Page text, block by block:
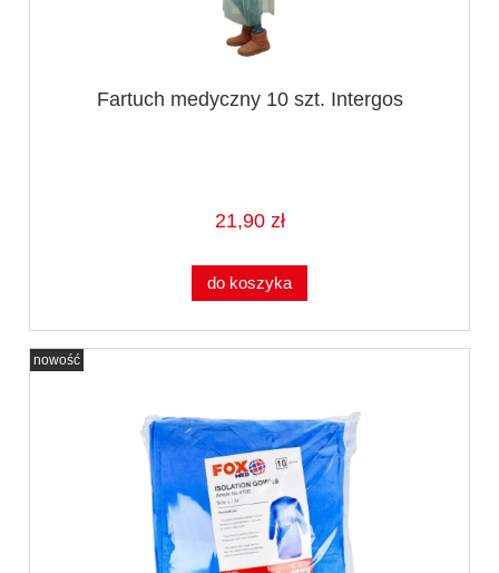
Fartuch medyczny 10 szt. Intergos
21,90 zł
do koszyka
nowość